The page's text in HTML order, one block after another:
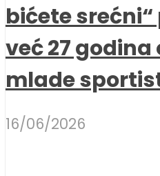
bićete
već 27
mlade
16/06/2026